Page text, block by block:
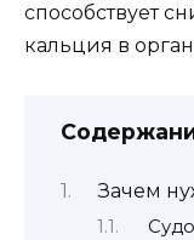
способствует
кальция в
Зачем